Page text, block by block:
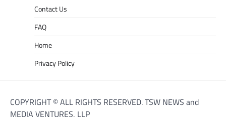
Contact Us
FAQ
Home
Privacy Policy
COPYRIGHT © ALL RIGHTS RESERVED. TSW NEWS and
MEDIA VENTURES, LLP